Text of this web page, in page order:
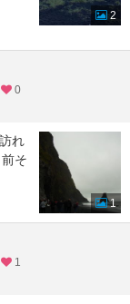
2
0
れ
そ
1
1